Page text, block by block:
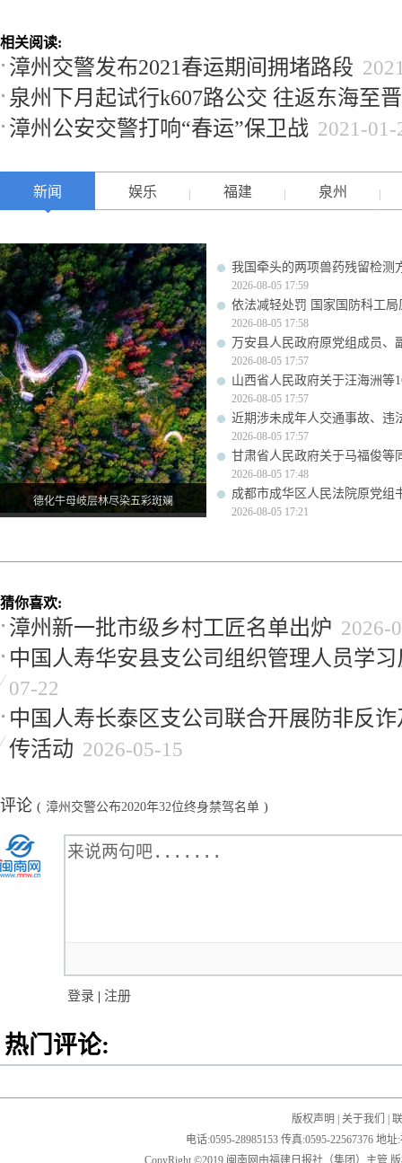
相关阅读:
漳州交警发布2021春运期间拥堵路段
泉州下月起试行k607路公交 往返东海至
漳州公安交警打响“春运”保卫战 2021-01-
新闻 娱乐 福建 泉州
德化牛母岐层林尽染五彩斑斓
我国牵头的两项兽药残留检测
2026-08-05 17:59
依法减轻处罚 国家国防科工
2026-08-05 17:58
万安县人民政府原党组成员、
2026-08-05 17:57
山西省人民政府关于汪海洲等
2026-08-05 17:57
近期涉未成年人交通事故、违
2026-08-05 17:57
甘肃省人民政府关于马福俊等
2026-08-05 17:48
成都市成华区人民法院原党组
2026-08-05 17:21
猜你喜欢:
漳州新一批市级乡村工匠名单出炉 2026-
中国人寿华安县支公司组织管理人员学
07-22
中国人寿长泰区支公司联合开展防非反
传活动 2026-05-15
评论 ( 漳州交警公布2020年32位终身禁驾名单 )
登录 | 注册
热门评论:
版权声明 关于我们
电话:0595-28985153 传真:0595-22567376 地
CopyRight ©2019 闽南网由福建日报社（集团）主管